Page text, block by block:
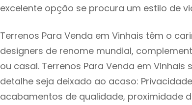
excelente opção se procura um estilo de
Terrenos Para Venda em Vinhais têm o
designers de renome mundial,
ou casal. Terrenos Para Venda em
detalhe seja deixado ao acaso:
acabamentos de qualidade, proximidade